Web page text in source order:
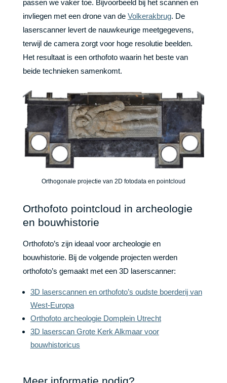
passen we vaker toe. Bijvoorbeeld bij het scannen en
invliegen met een drone van de Volkerakbrug. De
laserscanner levert de nauwkeurige meetgegevens,
terwijl de camera zorgt voor hoge resolutie beelden.
Het resultaat is een orthofoto waarin het beste van
beide technieken samenkomt.
Orthogonale projectie van 2D fotodata en pointcloud
Orthofoto pointcloud in archeologie
en bouwhistorie
Orthofoto’s zijn ideaal voor archeologie en
bouwhistorie. Bij de volgende projecten werden
orthofoto’s gemaakt met een 3D laserscanner:
3D laserscannen en orthofoto’s oudste boerderij van
West-Europa
Orthofoto archeologie Domplein Utrecht
3D laserscan Grote Kerk Alkmaar voor
bouwhistoricus